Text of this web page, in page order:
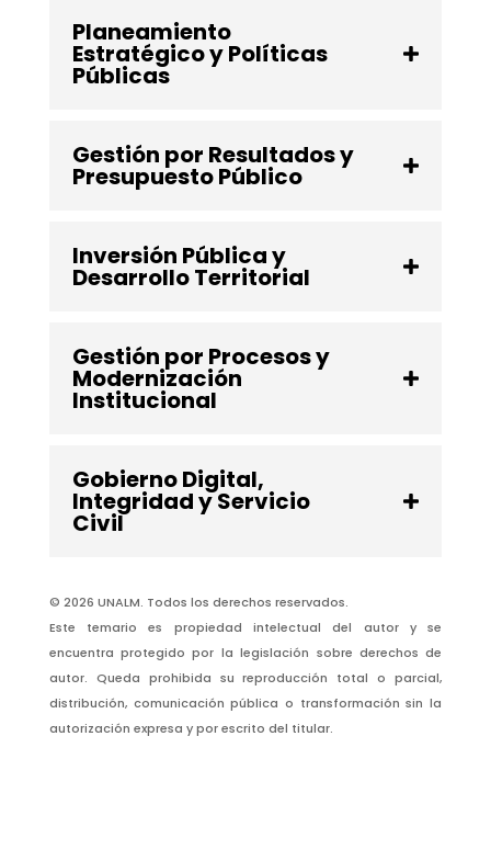
Planeamiento
Estratégico y Políticas
Públicas
Gestión por Resultados y
Presupuesto Público
Inversión Pública y
Desarrollo Territorial
Gestión por Procesos y
Modernización
Institucional
Gobierno Digital,
Integridad y Servicio
Civil
© 2026 UNALM. Todos los derechos reservados.
Este temario es propiedad intelectual del autor y se
encuentra protegido por la legislación sobre derechos de
autor. Queda prohibida su reproducción total o parcial,
distribución, comunicación pública o transformación sin la
autorización expresa y por escrito del titular.